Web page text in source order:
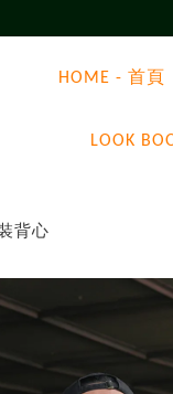
HOME - 首頁
LOOK
背心